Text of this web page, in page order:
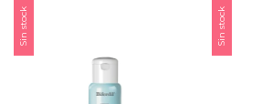
Sin stock Sin stock